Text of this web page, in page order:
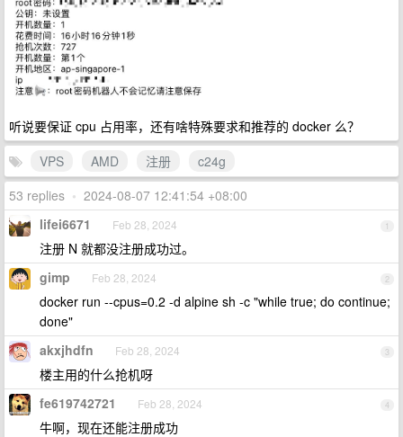
听说要保证 cpu 占用率，还有啥特殊要求和推荐的 docker 么？
VPS
AMD 注册
c24g
53 replies • 2024-08-07 12:41:54 +08:00
1
lifei6671 Feb 28, 2024
注册 N 就都没注册成功过。
2
gimp Feb 28, 2024
docker run --cpus=0.2 -d alpine sh -c "while true; do continue;
done"
3
akxjhdfn Feb 28, 2024
楼主用的什么抢机呀
4
fe619742721 Feb 28, 2024
牛啊，现在还能注册成功